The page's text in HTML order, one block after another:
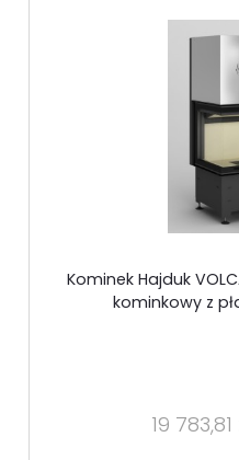
Kominek Hajduk
kominkowy z
19 783,81